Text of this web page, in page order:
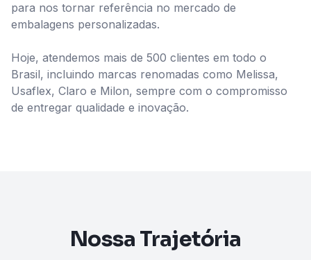
para nos tornar referência no mercado de
embalagens personalizadas.
Hoje, atendemos mais de 500 clientes em todo o
Brasil, incluindo marcas renomadas como Melissa,
Usaflex, Claro e Milon, sempre com o compromisso
de entregar qualidade e inovação.
Nossa Trajetória